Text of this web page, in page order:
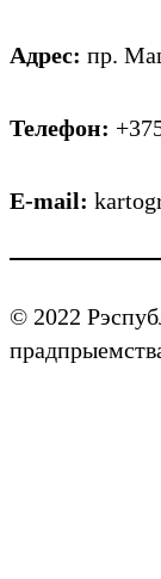
Адрес: пр.
Телефон:
E-mail:
© 2022